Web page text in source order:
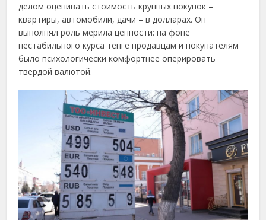
делом оценивать стоимость крупных покупок –
квартиры, автомобили, дачи – в долларах. Он
выполнял роль мерила ценности: на фоне
нестабильного курса тенге продавцам и покупателям
было психологически комфортнее оперировать
твердой валютой.